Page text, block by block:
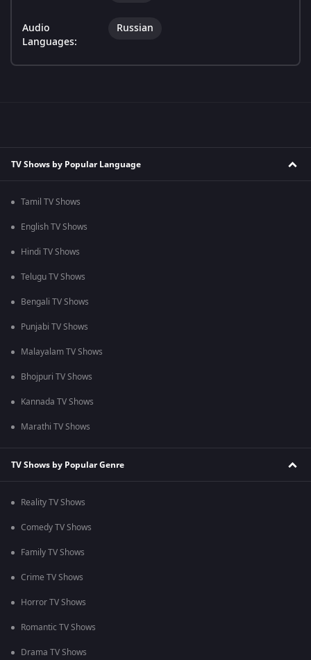
Audio
Languages:
Russian
TV Shows by Popular Language
Tamil TV Shows
English TV Shows
Hindi TV Shows
Telugu TV Shows
Bengali TV Shows
Punjabi TV Shows
Malayalam TV Shows
Bhojpuri TV Shows
Kannada TV Shows
Marathi TV Shows
TV Shows by Popular Genre
Reality TV Shows
Comedy TV Shows
Family TV Shows
Crime TV Shows
Horror TV Shows
Romantic TV Shows
Drama TV Shows